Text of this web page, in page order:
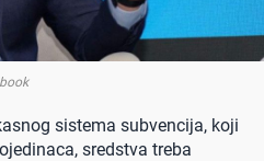
sistema subvencija, koji
sredstva treba